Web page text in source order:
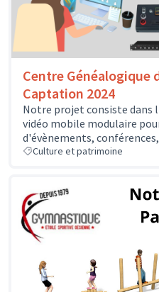
Centre Généalogique
Captation 2024
Notre projet consiste dans
vidéo mobile modulaire
d'évènements,
Culture et patrimoine